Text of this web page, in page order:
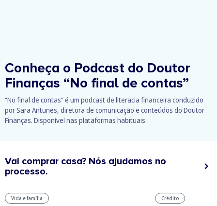
Conheça o Podcast do Doutor
Finanças “No final de contas”
“No final de contas” é um podcast de literacia financeira conduzido
por Sara Antunes, diretora de comunicação e conteúdos do Doutor
Finanças. Disponível nas plataformas habituais
Vai comprar casa? Nós ajudamos no
processo.
Vida e família Crédito